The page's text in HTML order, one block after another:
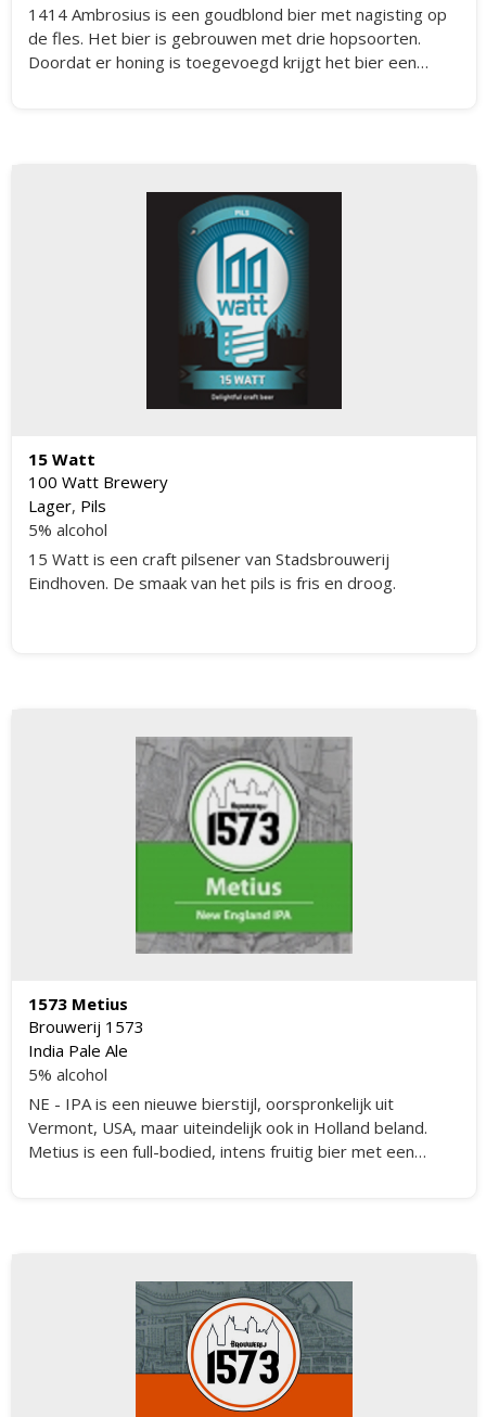
1414 Ambrosius is een goudblond bier met nagisting op
de fles. Het bier is gebrouwen met drie hopsoorten.
Doordat er honing is toegevoegd krijgt het bier een
15 Watt
100 Watt Brewery
Lager, Pils
5% alcohol
15 Watt is een craft pilsener van Stadsbrouwerij
Eindhoven. De smaak van het pils is fris en droog.
1573 Metius
Brouwerij 1573
India Pale Ale
5% alcohol
NE - IPA is een nieuwe bierstijl, oorspronkelijk uit
Vermont, USA, maar uiteindelijk ook in Holland beland.
Metius is een full-bodied, intens fruitig bier met een